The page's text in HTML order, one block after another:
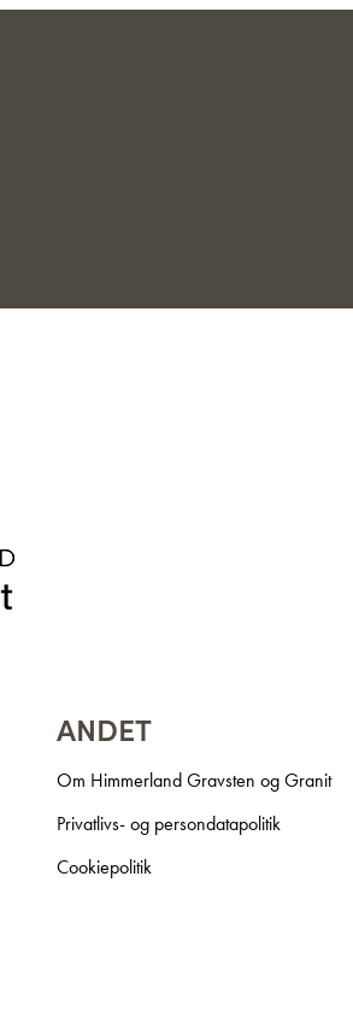
ANDET
Om Himmerland Gravsten og Granit
Privatlivs- og persondatapolitik
Cookiepolitik